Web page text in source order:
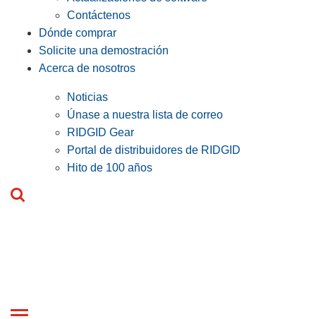
Contáctenos
Dónde comprar
Solicite una demostración
Acerca de nosotros
Noticias
Únase a nuestra lista de correo
RIDGID Gear
Portal de distribuidores de RIDGID
Hito de 100 años